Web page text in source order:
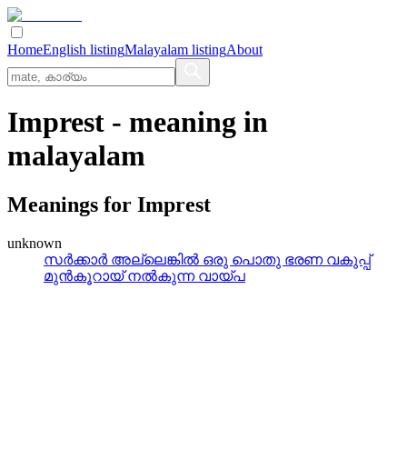
HomeEnglish listingMalayalam listingAbout
Imprest - meaning in
malayalam
Meanings for Imprest
unknown
സര്‍ക്കാര്‍ അല്ലെങ്കില്‍ ഒരു പൊതു ഭരണ വകുപ്പ്
മുന്‍കൂറായ് നല്‍കുന്ന വായ്പ